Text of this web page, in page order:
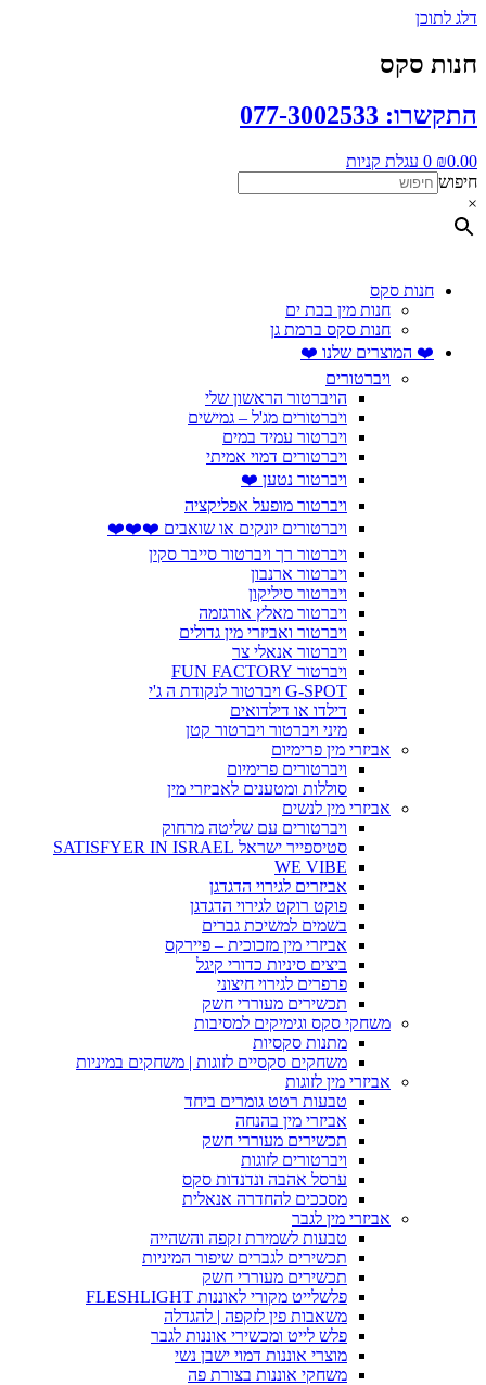
דלג לתוכן
חנות סקס
התקשרו: 077-3002533
₪0.00
0 עגלת קניות
חיפוש
×
חנות סקס
חנות מין בבת ים
חנות סקס ברמת גן
❤️ המוצרים שלנו ❤️
ויברטורים
הויברטור הראשון שלי
ויברטורים מג'ל – גמישים
ויברטור עמיד במים
ויברטורים דמוי אמיתי
ויברטור נטען ❤️
ויברטור מופעל אפליקציה
ויברטורים יונקים או שואבים ❤️❤️❤️
ויברטור רך ויברטור סייבר סקין
ויברטור ארנבון
ויברטור סיליקון
ויברטור מאלץ אורגזמה
ויברטור ואביזרי מין גדולים
ויברטור אנאלי צר
ויברטור FUN FACTORY
G-SPOT ויברטור לנקודת ה ג'י
דילדו או דילדואים
מיני ויברטור ויברטור קטן
אביזרי מין פרימיום
ויברטורים פרימיום
סוללות ומטענים לאביזרי מין
אביזרי מין לנשים
ויברטורים עם שליטה מרחוק
סטיספייר ישראל SATISFYER IN ISRAEL
WE VIBE
אביזרים לגירוי הדגדגן
פוקט רוקט לגירוי הדגדגן
בשמים למשיכת גברים
אביזרי מין מזכוכית – פיירקס
ביצים סיניות כדורי קיגל
פרפרים לגירוי חיצוני
תכשירים מעוררי חשק
משחקי סקס וגימיקים למסיבות
מתנות סקסיות
משחקים סקסיים לזוגות | משחקים במיניות
אביזרי מין לזוגות
טבעות רטט גומרים ביחד
אביזרי מין בהנחה
תכשירים מעוררי חשק
ויברטורים לזוגות
ערסל אהבה ונדנדות סקס
מסככים להחדרה אנאלית
אביזרי מין לגבר
טבעות לשמירת זקפה והשהייה
תכשירים לגברים שיפור המיניות
תכשירים מעוררי חשק
פלשלייט מקורי לאוננות FLESHLIGHT
משאבות פין לזקפה | להגדלה
פלש לייט ומכשירי אוננות לגבר
מוצרי אוננות דמוי ישבן נשי
משחקי אוננות בצורת פה